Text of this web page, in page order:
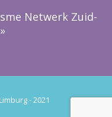
Netwerk Zuid-
- 2021